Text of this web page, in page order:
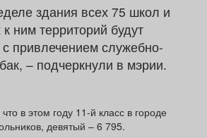
Я - пенсионер
здания всех 75 школ и
ним территорий будут
привлечением служебно-
– подчеркнули в мэрии.
в этом году 11-й класс в городе
девятый – 6 795.